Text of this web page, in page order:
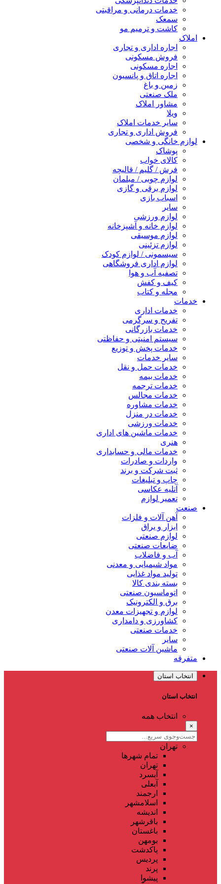
خدمات درمانی و مراقبتی
سمعک
کاشت و ترمیم مو
املاک
اجاره اداری و تجاری
فروش مسکونی
اجاره مسکونی
اجاره اتاق و پانسیون
زمین و باغ
ملک صنعتی
مشاور املاک
ویلا
سایر خدمات املاک
فروش اداری و تجاری
لوازم خانگی و شخصی
پوشاک
کالای خواب
فرش / گلیم / قالیچه
لوازم چوبی / مبلمان
لوازم برقی و گازی
اسباب بازی
سایر
لوازم ورزشی
لوازم خانه و آشپزخانه
لوازم موسیقی
لوازم تزئینی
سیسمونی / لوازم کودک
لوازم اداری فروشگاهی
تصفیه آب و هوا
کیف و کفش
مجله و کتاب
خدمات
خدمات اداری
تفریح و سرگرمی
خدمات بازرگانی
سیستم امنیتی و حفاظتی
خدمات پخش و توزیع
سایر خدمات
خدمات حمل و نقل
خدمات بیمه
خدمات ترجمه
خدمات مجالس
خدمات مشاوره
خدمات در منزل
خدمات ورزشی
خدمات ماشین های اداری
هنری
خدمات مالی و حسابداری
واردات و صادرات
ثبت شرکت و برند
چاپ و تبلیغات
آتلیه عکاسی
تعمیر لوازم
صنعت
آهن آلات و فلزات
ابزار و یراق
لوازم صنعتی
ضایعات صنعتی
آب و فاضلاب
مواد شیمیایی و معدنی
تولید مواد غذایی
بسته بندی کالا
اتوماسیون صنعتی
برق و الکترونیک
لوازم و تجهیزات معدن
کشاورزی و دامداری
خدمات صنعتی
سایر
ماشین آلات صنعتی
متفرقه
انتخاب استان
انتخاب استان
انتخاب همه
×
تهران
تمام شهر‌ها
تهران
آبسرد
آبعلی
ارجمند
اسلامشهر
اندیشه
باقرشهر
باغستان
بومهن
پاکدشت
پردیس
پرند
پیشوا